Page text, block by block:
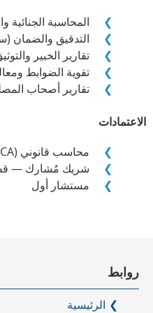
المحاسبة الجنائية
التدقيق
تقارير الخبير
تقوية الضوابط
تقارير أصحاب
الاعتمادات
محاسب قانوني (CA)
شريك مُشارك —
مستشار أول
روابط
الرئيسية